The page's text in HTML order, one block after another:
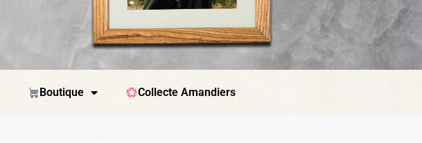
Boutique Collecte Amandiers